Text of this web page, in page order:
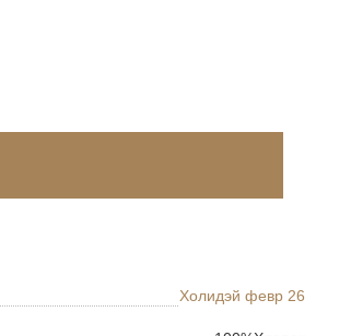
Холидэй февр 26